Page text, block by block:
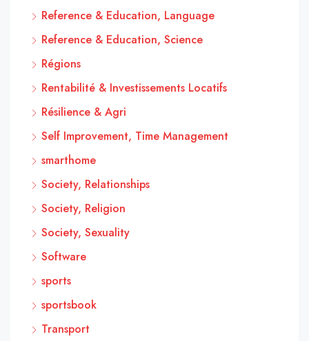
Reference & Education, Language
Reference & Education, Science
Régions
Rentabilité & Investissements Locatifs
Résilience & Agri
Self Improvement, Time Management
smarthome
Society, Relationships
Society, Religion
Society, Sexuality
Software
sports
sportsbook
Transport